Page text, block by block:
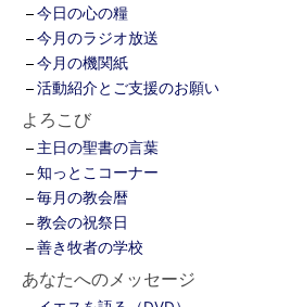
今日の心の糧
今月のラジオ放送
今月の機関紙
活動紹介とご支援のお願い
よろこび
主日の聖書の言葉
知っとこコーナー
毎月の教会暦
教会の祝祭日
善き牧者の学校
あなたへのメッセージ